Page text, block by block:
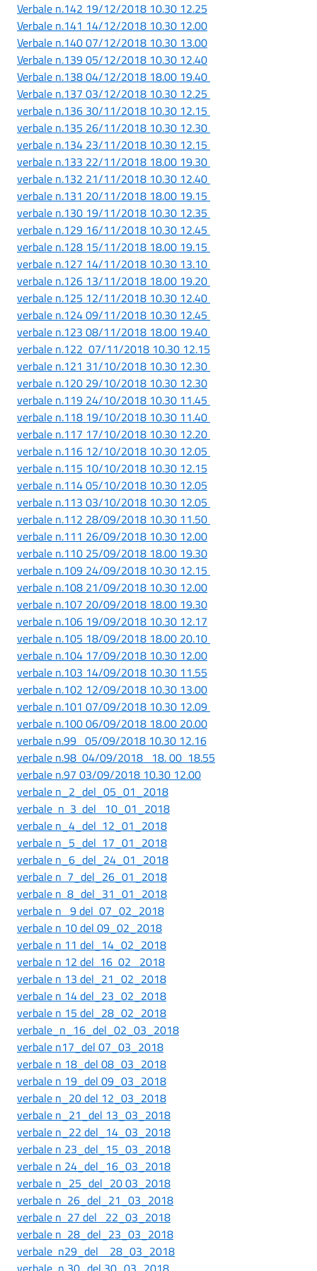
Verbale n.142 19/12/2018 10.30 12.25
Verbale n.141 14/12/2018 10.30 12.00
Verbale n.140 07/12/2018 10.30 13.00
Verbale n.139 05/12/2018 10.30 12.40
Verbale n.138 04/12/2018 18.00 19.40
Verbale n.137 03/12/2018 10.30 12.25
verbale n.136 30/11/2018 10.30 12.15
verbale n.135 26/11/2018 10.30 12.30
verbale n.134 23/11/2018 10.30 12.15
verbale n.133 22/11/2018 18.00 19.30
verbale n.132 21/11/2018 10.30 12.40
verbale n.131 20/11/2018 18.00 19.15
verbale n.130 19/11/2018 10.30 12.35
verbale n.129 16/11/2018 10.30 12.45
verbale n.128 15/11/2018 18.00 19.15
verbale n.127 14/11/2018 10.30 13.10
verbale n.126 13/11/2018 18.00 19.20
verbale n.125 12/11/2018 10.30 12.40
verbale n.124 09/11/2018 10.30 12.45
verbale n.123 08/11/2018 18.00 19.40
verbale n.122 07/11/2018 10.30 12.15
verbale n.121 31/10/2018 10.30 12.30
verbale n.120 29/10/2018 10.30 12.30
verbale n.119 24/10/2018 10.30 11.45
verbale n.118 19/10/2018 10.30 11.40
verbale n.117 17/10/2018 10.30 12.20
verbale n.116 12/10/2018 10.30 12.05
verbale n.115 10/10/2018 10.30 12.15
verbale n.114 05/10/2018 10.30 12.05
verbale n.113 03/10/2018 10.30 12.05
verbale n.112 28/09/2018 10.30 11.50
verbale n.111 26/09/2018 10.30 12.00
verbale n.110 25/09/2018 18.00 19.30
verbale n.109 24/09/2018 10.30 12.15
verbale n.108 21/09/2018 10.30 12.00
verbale n.107 20/09/2018 18.00 19.30
verbale n.106 19/09/2018 10.30 12.17
verbale n.105 18/09/2018 18.00 20.10
verbale n.104 17/09/2018 10.30 12.00
verbale n.103 14/09/2018 10.30 11.55
verbale n.102 12/09/2018 10.30 13.00
verbale n.101 07/09/2018 10.30 12.09
verbale n.100 06/09/2018 18.00 20.00
verbale n.99 05/09/2018 10.30 12.16
verbale n.98 04/09/2018 18. 00 18.55
verbale n.97 03/09/2018 10.30 12.00
verbale n_2_del_05_01_2018
verbale n 3 del 10_01_2018
verbale n_4_del 12_01_2018
verbale n_5_del 17_01_2018
verbale n_6_del_24_01_2018
verbale n 7_del_26_01_2018
verbale n 8_del_31_01_2018
verbale n 9 del 07_02_2018
verbale n 10 del 09_02_2018
verbale n 11 del_14_02_2018
verbale n 12 del 16 02 2018
verbale n 13 del_21_02_2018
verbale n 14 del_23_02_2018
verbale n 15 del_28_02_2018
verbale_n_16_del_02_03_2018
verbale n17_del 07_03_2018
verbale n 18_del 08_03_2018
verbale n 19_del 09_03_2018
verbale n_20 del 12_03_2018
verbale n_21_del 13_03_2018
verbale n_22 del_14_03_2018
verbale n 23_del_15_03_2018
verbale n 24_del_16_03_2018
verbale n_25_del_20 03_2018
verbale n 26_del_21_03_2018
verbale n 27 del 22_03_2018
verbale n 28_del_23_03_2018
verbale n29_del 28_03_2018